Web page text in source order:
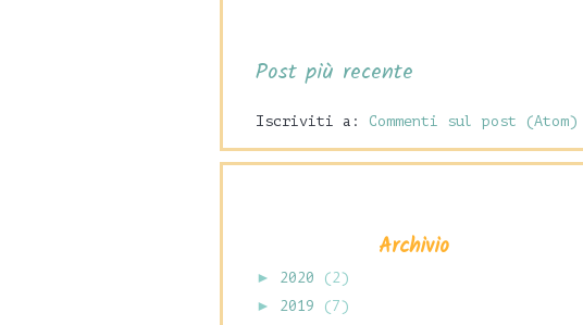
Post più recente
Iscriviti a: Commenti sul post (Atom)
Archivio
► 2020
(2)
► 2019
(7)